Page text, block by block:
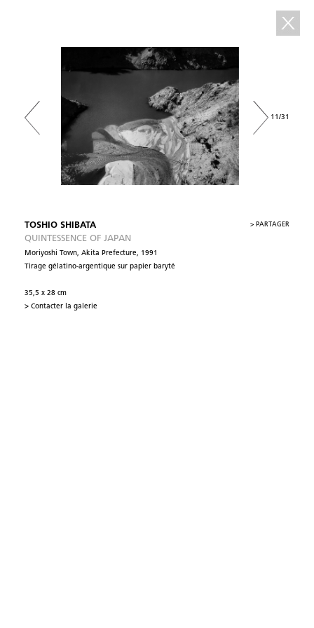
TOSHIO SHIBATA
QUINTESSENCE OF JAPAN
Moriyoshi Town, Akita Prefecture, 1991
Tirage gélatino-argentique sur papier baryté
35,5 x 28 cm
> Contacter la galerie
> PARTAGER
11/31